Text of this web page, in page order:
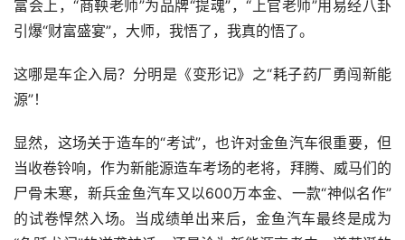
引爆“财富盛宴”，大师，我悟了，我真的悟了。
源”！
当收卷铃响，作为新能源造车考场的老将，拜腾、威马们的
尸骨未寒，新兵金鱼汽车又以600万本金、一款“神似名作”
的试卷悍然入场。当成绩单出来后，金鱼汽车最终是成为
“鱼跃龙门”的逆袭神话，还是沦为新能源高考中一道荒诞的